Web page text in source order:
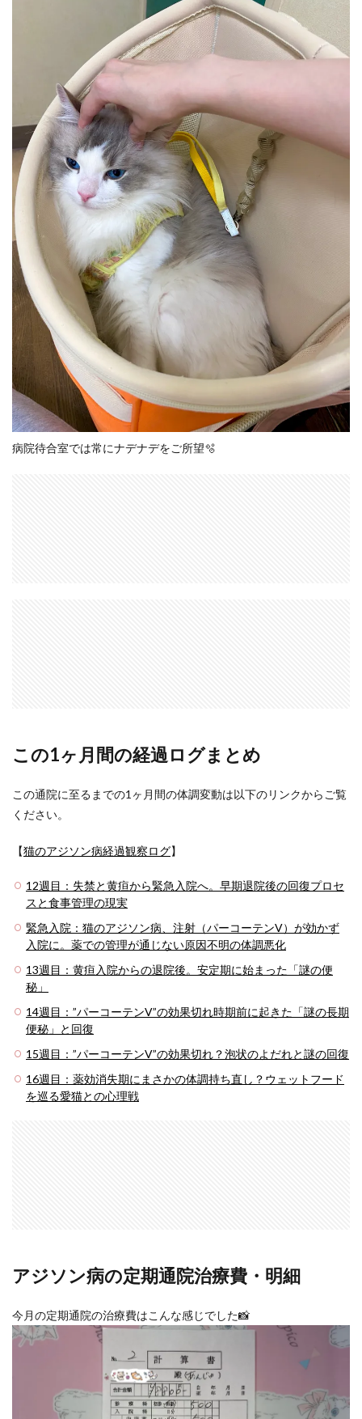
病院待合室では常にナデナデをご所望🫧
この1ヶ月間の経過ログまとめ
この通院に至るまでの1ヶ月間の体調変動は以下のリンクからご覧
ください。
【猫のアジソン病経過観察ログ】
12週目：失禁と黄疸から緊急入院へ。早期退院後の回復プロセ
スと食事管理の現実
緊急入院：猫のアジソン病、注射（パーコーテンV）が効かず
入院に。薬での管理が通じない原因不明の体調悪化
13週目：黄疸入院からの退院後。安定期に始まった「謎の便
秘」
14週目：”パーコーテンV”の効果切れ時期前に起きた「謎の長期
便秘」と回復
15週目：”パーコーテンV”の効果切れ？泡状のよだれと謎の回復
16週目：薬効消失期にまさかの体調持ち直し？ウェットフード
を巡る愛猫との心理戦
アジソン病の定期通院治療費・明細
今月の定期通院の治療費はこんな感じでした📸